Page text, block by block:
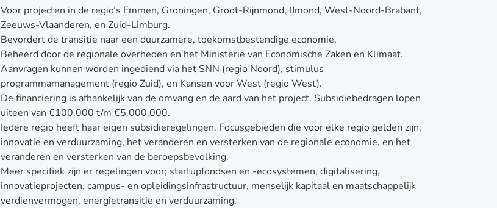
Voor projecten in de regio’s Emmen, Groningen, Groot-Rijnmond, IJmond, West-Noord-Brabant,
Zeeuws-Vlaanderen, en Zuid-Limburg.
Bevordert de transitie naar een duurzamere, toekomstbestendige economie.
Beheerd door de regionale overheden en het Ministerie van Economische Zaken en Klimaat.
Aanvragen kunnen worden ingediend via het SNN (regio Noord), stimulus
programmamanagement (regio Zuid), en Kansen voor West (regio West).
De financiering is afhankelijk van de omvang en de aard van het project. Subsidiebedragen lopen
uiteen van €100.000 t/m €5.000.000.
Iedere regio heeft haar eigen subsidieregelingen. Focusgebieden die voor elke regio gelden zijn;
innovatie en verduurzaming, het veranderen en versterken van de regionale economie, en het
veranderen en versterken van de beroepsbevolking.
Meer specifiek zijn er regelingen voor; startupfondsen en -ecosystemen, digitalisering,
innovatieprojecten, campus- en opleidingsinfrastructuur, menselijk kapitaal en maatschappelijk
verdienvermogen, energietransitie en verduurzaming.